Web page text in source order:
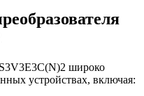
широко
устройствах, включая: